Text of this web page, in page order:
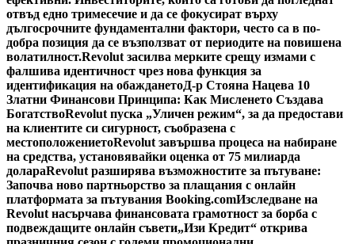
отвъд едно тримесечие и да се фокусират върху
дългосрочните фундаментални фактори, често са в по-
добра позиция да се възползват от периодите на повишена
волатилност.Revolut засилва мерките срещу измами с
фалшива идентичност чрез нова функция за
идентификация на обажданетоД-р Стояна Нацева 10
Златни Финансови Принципа: Как Мисленето Създава
БогатствоRevolut пуска „Уличен режим“, за да предостави
на клиентите си сигурност, съобразена с
местоположениетоRevolut завършва процеса на набиране
на средства, установявайки оценка от 75 милиарда
долараRevolut разширява възможностите за пътуване:
Започва ново партньорство за плащания с онлайн
платформата за пътувания Booking.comИзследване на
Revolut насърчава финансовата грамотност за борба с
подвеждащите онлайн съвети„Изи Кредит“ открива